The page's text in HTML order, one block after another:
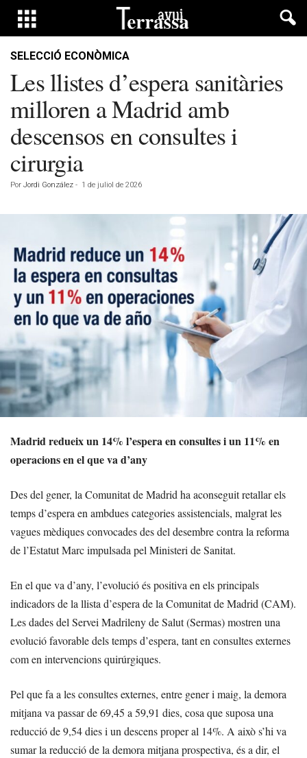
SELECCIÓ ECONÒMICA
Les llistes d’espera sanitàries
milloren a Madrid amb
descensos en consultes i
cirurgia
Por Jordi González - 1 de juliol de 2026
Madrid redueix un 14% l’espera en consultes i un 11% en
operacions en el que va d’any
Des del gener, la Comunitat de Madrid ha aconseguit retallar els
temps d’espera en ambdues categories assistencials, malgrat les
vagues mèdiques convocades des del desembre contra la reforma
de l’Estatut Marc impulsada pel Ministeri de Sanitat.
En el que va d’any, l’evolució és positiva en els principals
indicadors de la llista d’espera de la Comunitat de Madrid (CAM).
Les dades del Servei Madrileny de Salut (Sermas) mostren una
evolució favorable dels temps d’espera, tant en consultes externes
com en intervencions quirúrgiques.
Pel que fa a les consultes externes, entre gener i maig, la demora
mitjana va passar de 69,45 a 59,91 dies, cosa que suposa una
reducció de 9,54 dies i un descens proper al 14%. A això s’hi va
sumar la reducció de la demora mitjana prospectiva, és a dir, el